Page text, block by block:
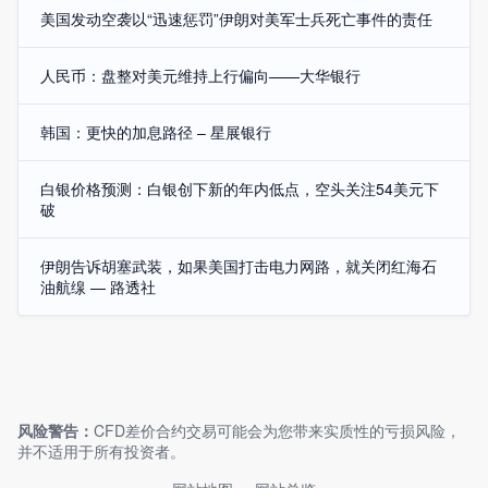
美国发动空袭以“迅速惩罚”伊朗对美军士兵死亡事件的责任
人民币：盘整对美元维持上行偏向——大华银行
韩国：更快的加息路径 – 星展银行
白银价格预测：白银创下新的年内低点，空头关注54美元下
破
伊朗告诉胡塞武装，如果美国打击电力网路，就关闭红海石
油航缐 — 路透社
风险警告： CFD差价合约交易可能会为您带来实质性的亏损风险，
并不适用于所有投资者。